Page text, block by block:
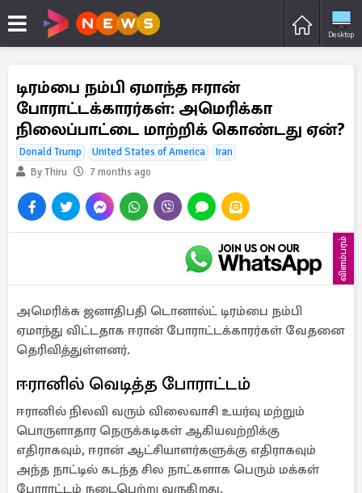
Desktop
டிரம்பை நம்பி ஏமாந்த ஈரான்
போராட்டக்காரர்கள்: அமெரிக்கா
நிலைப்பாட்டை மாற்றிக் கொண்டது ஏன்?
Donald Trump United States of America
Iran
By Thiru
7 months ago
விளம்பரம்
அமெரிக்க ஜனாதிபதி டொனால்ட் டிரம்பை நம்பி
ஏமாந்து விட்டதாக ஈரான் போராட்டக்காரர்கள் வேதனை
தெரிவித்துள்ளனர்.
ஈரானில் வெடித்த போராட்டம்
ஈரானில் நிலவி வரும் விலைவாசி உயர்வு மற்றும்
பொருளாதார நெருக்கடிகள் ஆகியவற்றிக்கு
எதிராகவும், ஈரான் ஆட்சியாளர்களுக்கு எதிராகவும்
அந்த நாட்டில் கடந்த சில நாட்களாக பெரும் மக்கள்
போராட்டம் நடைபெற்று வருகிறது.